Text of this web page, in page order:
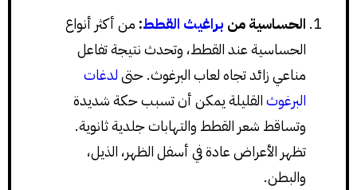
الحساسية من براغيث القطط: من أكثر أنواع
الحساسية عند القطط، وتحدث نتيجة تفاعل
مناعي زائد تجاه لعاب البرغوث. حتىلدغات
البرغوثالقليلة يمكن أن تسبب حكة شديدة
وتساقط شعر القطط والتهابات جلدية ثانوية.
تظهر الأعراض عادة في أسفل الظهر، الذيل،
والبطن.